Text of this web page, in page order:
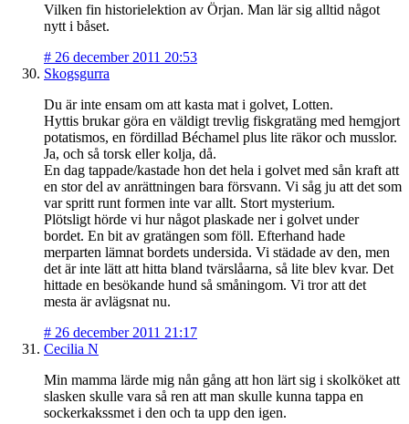
Vilken fin historielektion av Örjan. Man lär sig alltid något
nytt i båset.
# 26 december 2011 20:53
Skogsgurra
Du är inte ensam om att kasta mat i golvet, Lotten.
Hyttis brukar göra en väldigt trevlig fiskgratäng med hemgjort
potatismos, en fördillad Béchamel plus lite räkor och musslor.
Ja, och så torsk eller kolja, då.
En dag tappade/kastade hon det hela i golvet med sån kraft att
en stor del av anrättningen bara försvann. Vi såg ju att det som
var spritt runt formen inte var allt. Stort mysterium.
Plötsligt hörde vi hur något plaskade ner i golvet under
bordet. En bit av gratängen som föll. Efterhand hade
merparten lämnat bordets undersida. Vi städade av den, men
det är inte lätt att hitta bland tvärslåarna, så lite blev kvar. Det
hittade en besökande hund så småningom. Vi tror att det
mesta är avlägsnat nu.
# 26 december 2011 21:17
Cecilia N
Min mamma lärde mig nån gång att hon lärt sig i skolköket att
slasken skulle vara så ren att man skulle kunna tappa en
sockerkakssmet i den och ta upp den igen.